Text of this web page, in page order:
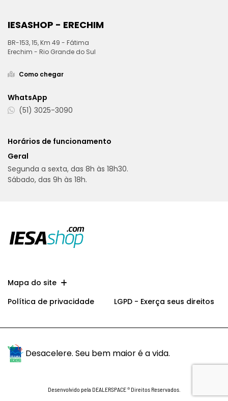
IESASHOP - ERECHIM
BR-153, 15, Km 49 - Fátima
Erechim - Rio Grande do Sul
Como chegar
WhatsApp
(51) 3025-3090
Horários de funcionamento
Geral
Segunda a sexta, das 8h às 18h30.
Sábado, das 9h às 18h.
Mapa do site
Política de privacidade
LGPD - Exerça seus direitos
Desacelere. Seu bem maior é a vida.
Desenvolvido pela DEALERSPACE ® Direitos Reservados.